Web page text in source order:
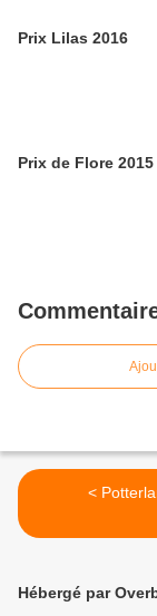
Prix Lilas 2016
Prix de Flore 2015
<
Hébergé par